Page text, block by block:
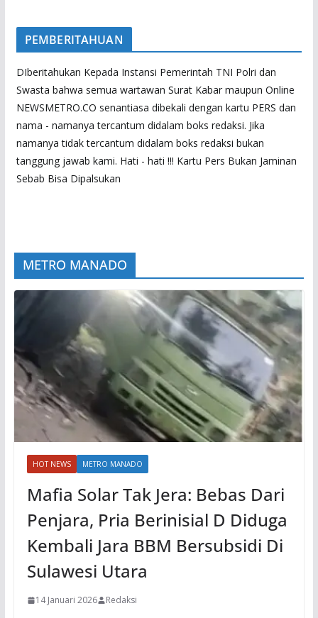
PEMBERITAHUAN
DIberitahukan Kepada Instansi Pemerintah TNI Polri dan
Swasta bahwa semua wartawan Surat Kabar maupun Online
NEWSMETRO.CO senantiasa dibekali dengan kartu PERS dan
nama - namanya tercantum didalam boks redaksi. Jika
namanya tidak tercantum didalam boks redaksi bukan
tanggung jawab kami. Hati - hati !!! Kartu Pers Bukan Jaminan
Sebab Bisa Dipalsukan
METRO MANADO
HOT NEWS METRO MANADO
Mafia Solar Tak Jera: Bebas Dari
Penjara, Pria Berinisial D Diduga
Kembali Jara BBM Bersubsidi Di
Sulawesi Utara
14 Januari 2026 Redaksi